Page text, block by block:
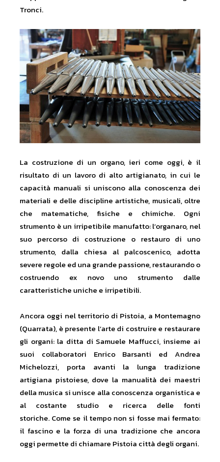
Tronci.
La costruzione di un organo, ieri come oggi, è il
risultato di un lavoro di alto artigianato, in cui le
capacità manuali si uniscono alla conoscenza dei
materiali e delle discipline artistiche, musicali, oltre
che matematiche, fisiche e chimiche. Ogni
strumento è un irripetibile manufatto: l’organaro, nel
suo percorso di costruzione o restauro di uno
strumento, dalla chiesa al palcoscenico, adotta
severe regole ed una grande passione, restaurando o
costruendo ex novo uno strumento dalle
caratteristiche uniche e irripetibili.
Ancora oggi nel territorio di Pistoia, a Montemagno
(Quarrata), è presente l’arte di costruire e restaurare
gli organi: la ditta di Samuele Maffucci, insieme ai
suoi collaboratori Enrico Barsanti ed Andrea
Michelozzi, porta avanti la lunga tradizione
artigiana pistoiese, dove la manualità dei maestri
della musica si unisce alla conoscenza organistica e
al costante studio e ricerca delle fonti
storiche. Come se il tempo non si fosse mai fermato:
il fascino e la forza di una tradizione che ancora
oggi permette di chiamare Pistoia città degli organi.